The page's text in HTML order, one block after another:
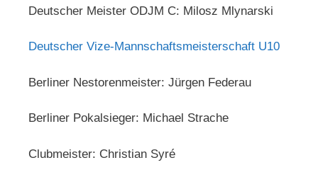
Deutscher Meister ODJM C: Milosz Mlynarski
Deutscher Vize-Mannschaftsmeisterschaft U10
Berliner Nestorenmeister: Jürgen Federau
Berliner Pokalsieger: Michael Strache
Clubmeister: Christian Syré